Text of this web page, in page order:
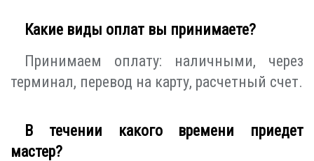
Какие виды оплат вы принимаете?
Принимаем оплату: наличными, через
терминал, перевод на карту, расчетный счет.
В течении какого времени приедет
мастер?